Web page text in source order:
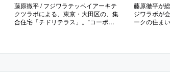
藤原徹平 / フジワラテッペイアーキテ
クツラボによる、東京・大田区の、集
合住宅「チドリテラス」。“コーポラ
残して建物の存在感も軽減。住戸と庭
設計
藤原徹平が
ジワラボが
ークの住ま
作品を選出